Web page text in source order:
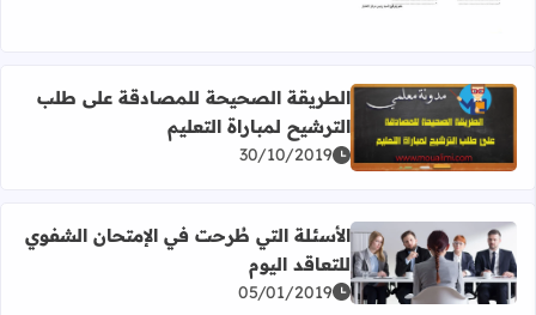
اقرأ المزيد عن الطريقة الصحيحة للمصادقة على طلب الترشيح
الطريقة الصحيحة للمصادقة على طلب
الترشيح لمباراة التعليم
30/10/2019
اقرأ المزيد عن الأسئلة التي طُرحت في الإمتحان الشفوي
الأسئلة التي طُرحت في الإمتحان الشفوي
للتعاقد اليوم
05/01/2019